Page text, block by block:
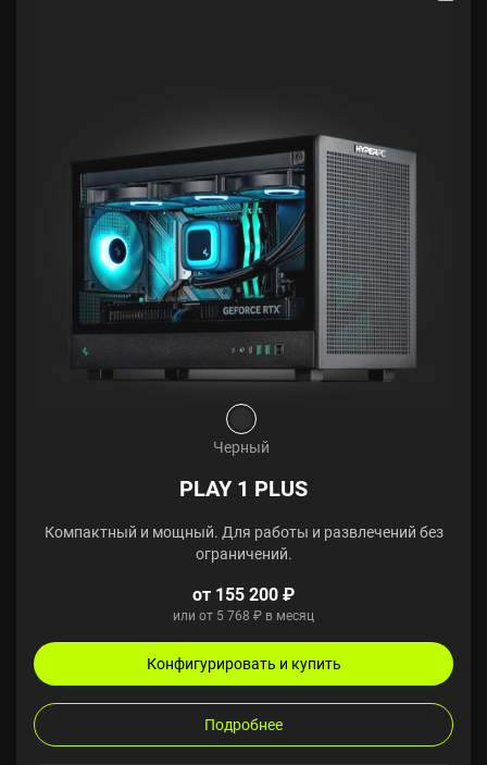
Черный
PLAY 1 PLUS
Компактный и мощный. Для работы и развлечений без
ограничений.
от 155 200 ₽
или от 5 768 ₽ в месяц
Конфигурировать и купить
Подробнее